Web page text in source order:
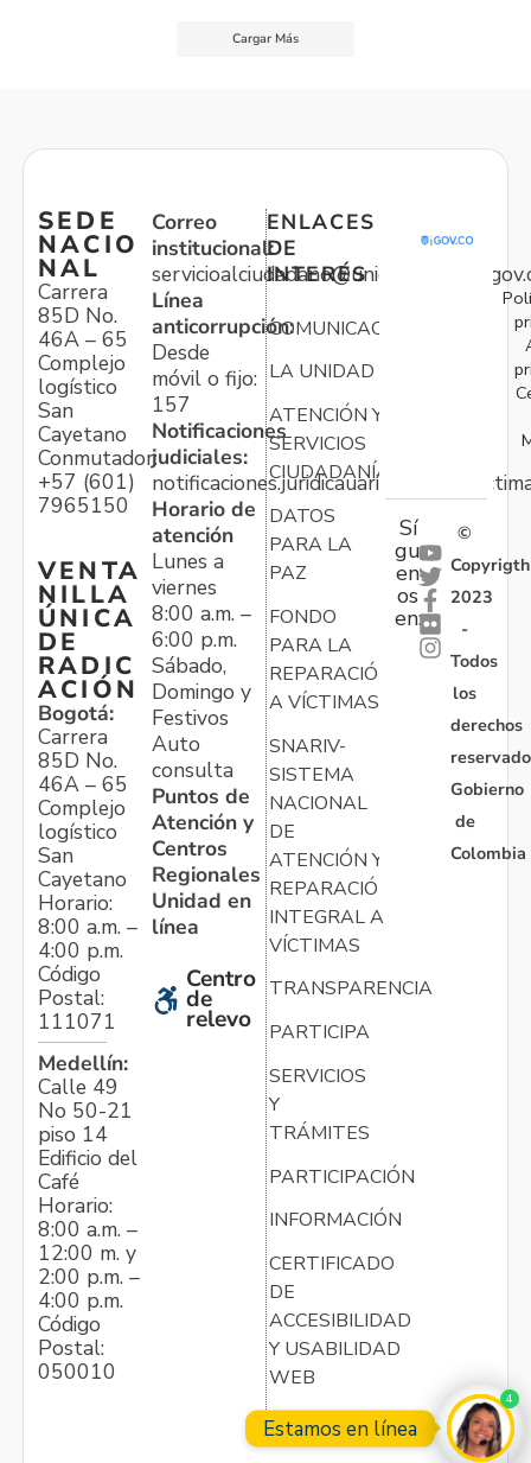
Cargar Más
SEDE
NACIO
NAL
Carrera
85D No.
46A – 65
Complejo
logístico
San
Cayetano
Conmutador:
+57 (601)
7965150
VENTA
NILLA
ÚNICA
DE
RADIC
ACIÓN
Bogotá:
Carrera
85D No.
46A – 65
Complejo
logístico
San
Cayetano
Horario:
8:00 a.m. –
4:00 p.m.
Código
Postal:
111071
Medellín:
Calle 49
No 50-21
piso 14
Edificio del
Café
Horario:
8:00 a.m. –
12:00 m. y
2:00 p.m. –
4:00 p.m.
Código
Postal:
050010
Correo
institucional:
Línea
anticorrupción:
Desde
móvil o fijo:
157
Notificaciones
judiciales:
Horario de
atención
Lunes a
viernes
8:00 a.m. –
6:00 p.m.
Sábado,
Domingo y
Festivos
Auto
consulta
Puntos de
Atención y
Centros
Regionales
Unidad en
línea
Centro
de
relevo
ENLACES
DE
INTERÉS
COMUNICACIONES
LA UNIDAD
ATENCIÓN Y
SERVICIOS
CIUDADANÍA
DATOS
PARA LA
PAZ
FONDO
PARA LA
REPARACIÓN
A VÍCTIMAS
SNARIV-
SISTEMA
NACIONAL
DE
ATENCIÓN Y
REPARACIÓN
INTEGRAL A
VÍCTIMAS
TRANSPARENCIA
PARTICIPA
SERVICIOS
Y
TRÁMITES
PARTICIPACIÓN
INFORMACIÓN
CERTIFICADO
DE
ACCESIBILIDAD
Y USABILIDAD
WEB
Sí
gu
en
os
en:
©
Copyrigth
2023
-
Todos
los
derechos
Gobierno
de
Colombia
Estamos en línea
4